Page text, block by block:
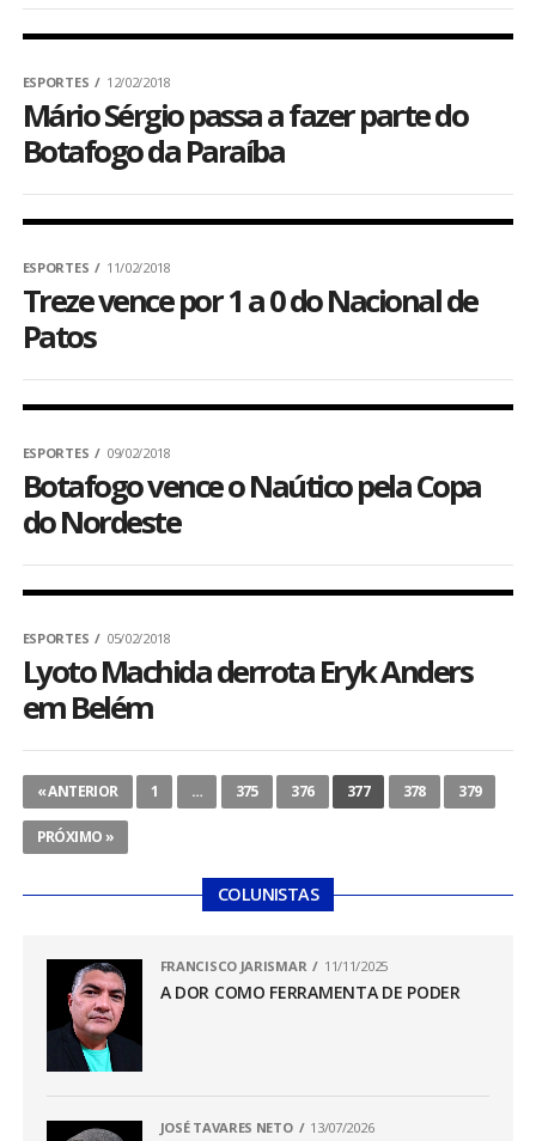
ESPORTES 12/02/2018
Mário Sérgio passa a fazer parte do
Botafogo da Paraíba
ESPORTES 11/02/2018
Treze vence por 1 a 0 do Nacional de
Patos
ESPORTES 09/02/2018
Botafogo vence o Naútico pela Copa
do Nordeste
ESPORTES 05/02/2018
Lyoto Machida derrota Eryk Anders
em Belém
« ANTERIOR 1 … 375 376 377 378 379
PRÓXIMO »
COLUNISTAS
FRANCISCO JARISMAR 11/11/2025
A DOR COMO FERRAMENTA DE PODER
JOSÉ TAVARES NETO 13/07/2026